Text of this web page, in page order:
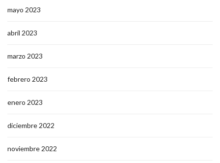
mayo 2023
abril 2023
marzo 2023
febrero 2023
enero 2023
diciembre 2022
noviembre 2022